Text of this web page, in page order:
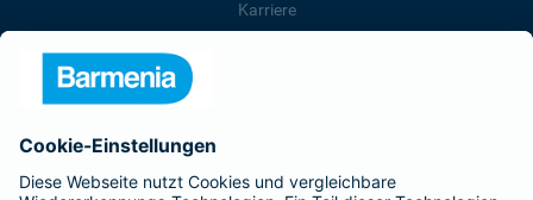
Karriere
Barmenia ist Teil der BarmeniaGothaer